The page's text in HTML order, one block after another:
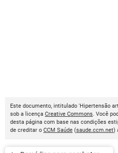
Este documento, intitulado 'Hipertensão
sob a licença Creative Commons. Você
desta página com base nas condições
de creditar o CCM Saúde (saude.ccm.net)